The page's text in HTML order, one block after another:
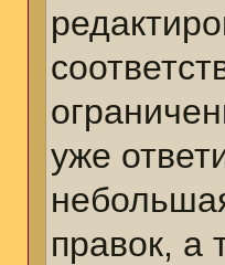
уже
правок, а